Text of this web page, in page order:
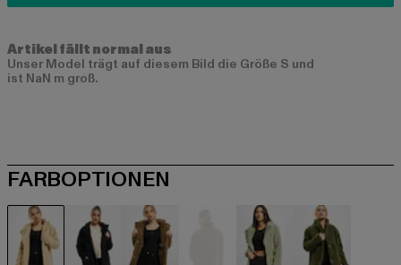
Artikel fällt normal aus
Unser Model trägt auf diesem Bild die Größe S und
ist NaN m groß.
FARBOPTIONEN